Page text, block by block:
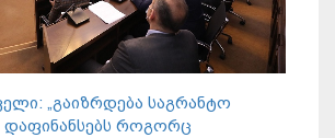
„გაიზრდება საგრანტო
დაფინანსებს როგორც